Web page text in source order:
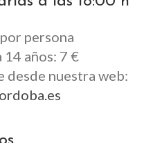
persona
14 años: 7 €
desde nuestra web: